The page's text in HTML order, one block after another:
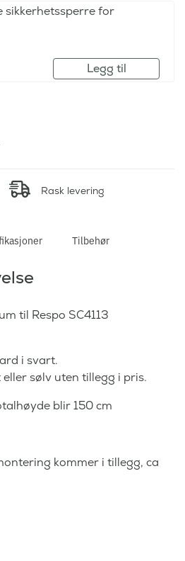
sikkerhetssperre for
Legg til
Rask levering
Tilbehør
til Respo SC4113
i svart.
sølv uten tillegg i pris.
blir 150 cm
kommer i tillegg, ca